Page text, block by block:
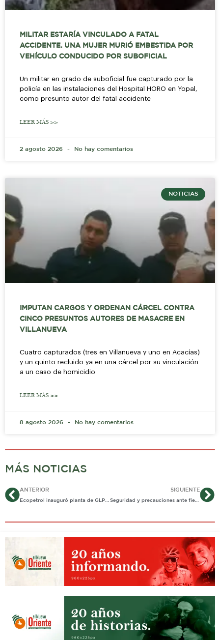
MILITAR ESTARÍA VINCULADO A FATAL
ACCIDENTE. UNA MUJER MURIÓ EMBESTIDA POR
VEHÍCULO CONDUCIDO POR SUBOFICIAL
Un militar en grado de suboficial fue capturado por la
policía en las instalaciones del Hospital HORO en Yopal,
como presunto autor del fatal accidente
LEER MÁS >>
2 agosto 2026 No hay comentarios
NOTICIAS
IMPUTAN CARGOS Y ORDENAN CÁRCEL CONTRA
CINCO PRESUNTOS AUTORES DE MASACRE EN
VILLANUEVA
Cuatro capturados (tres en Villanueva y uno en Acacías)
y un quinto recluido ya en una cárcel por su vinculación
a un caso de homicidio
LEER MÁS >>
8 agosto 2026 No hay comentarios
MÁS NOTICIAS
AntANTERIOR
Ecopetrol inauguró planta de GLP en Cupiagua
SIGUIENTE
Seguridad y precauciones ante fiesta de disfraces